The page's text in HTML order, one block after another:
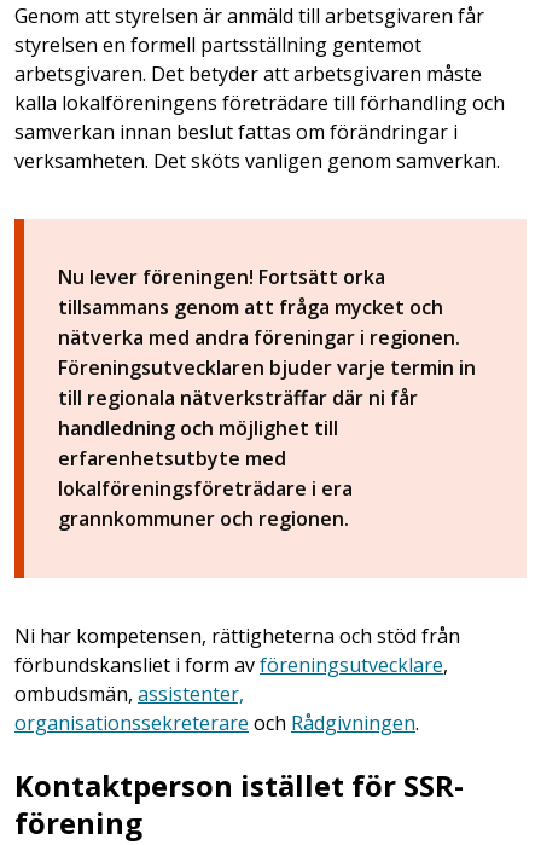
Genom att styrelsen är anmäld till arbetsgivaren får
styrelsen en formell partsställning gentemot
arbetsgivaren. Det betyder att arbetsgivaren måste
kalla lokalföreningens företrädare till förhandling och
samverkan innan beslut fattas om förändringar i
verksamheten. Det sköts vanligen genom samverkan.
Nu lever föreningen! Fortsätt orka
tillsammans genom att fråga mycket och
nätverka med andra föreningar i regionen.
Föreningsutvecklaren bjuder varje termin in
till regionala nätverksträffar där ni får
handledning och möjlighet till
erfarenhetsutbyte med
lokalföreningsföreträdare i era
grannkommuner och regionen.
Ni har kompetensen, rättigheterna och stöd från
förbundskansliet i form avföreningsutvecklare,
ombudsmän, assistenter,
organisationssekreterare och Rådgivningen.
Kontaktperson istället för SSR-
förening